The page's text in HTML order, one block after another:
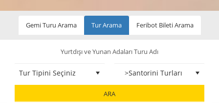
Gemi Turu Arama Tur Arama Feribot Bileti Arama
ARA